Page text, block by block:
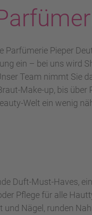
Parfümerie Pieper
ein – bei uns wird
Team nimmt Sie
Make-up, bis
Welt ein wenig
Duft-Must-Haves,
Pflege für alle
Nägel, runden